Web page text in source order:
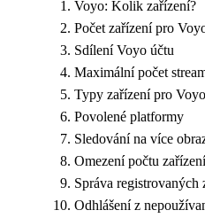
Voyo: Kolik zařízení?
Počet zařízení pro
Sdílení Voyo účtu
Maximální počet
Typy zařízení pro Voyo
Povolené platformy
Sledování na více
Omezení počtu zařízení
Správa registrovaných
Odhlášení z